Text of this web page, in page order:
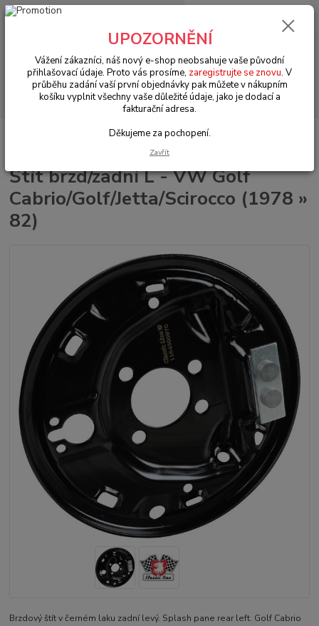
Menu
Hledat
+420 602 330 329
0 Kč
VW LT/Golf/Jetta/Scirocco (1974 » 95) Brzdy (Brakes)
Štít brzd/zadní L - VW Golf
Cabrio/Golf/Jetta/Scirocco (1978 »
82)
Brzdový štít v černém laku zadní levý. Splash pane rear left. Golf Cabrio
UPOZORNĚNÍ
Vážení zákazníci, náš nový e-shop neobsahuje vaše původní
přihlašovací údaje. Proto vás prosíme, zaregistrujte se znovu. V
průběhu zadání vaší první objednávky pak můžete v nákupním
košíku vyplnit všechny vaše důležité údaje, jako je dodací a
fakturační adresa.
Děkujeme za pochopení.
Zavřít